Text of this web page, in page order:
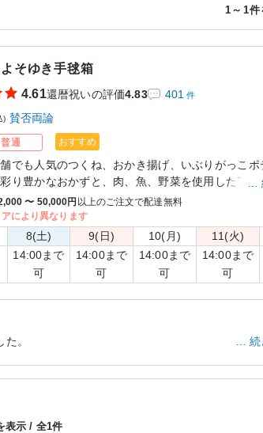
1～1
そゆき手毬箱
4.61還暦祝いの評価4.83 401 件
) 賛否両論
普通 おすすめ
でも人気のつくね、おかき揚げ、いぶりがっこポ
り豊かなおかずと、肉、魚、野菜を使用した7種
込みました。
食べて美味しい！ハレの日にもぴったりな、ちょ
当です。
まご焼き/いぶりがっことマスカルポーネのポテ
蒡おかき揚げ/鶏つくね・海老・いんげんの旨煮/た
〜 50,000円 以上のご注文で配達無料
により異なります
8(土) 9(日) 10(月) 11(火)
14:00まで
可
14:00まで
可
14:00まで
可
14:00まで
可
。
神奈川県川崎市高津区下作延
続
表示 / 全1件